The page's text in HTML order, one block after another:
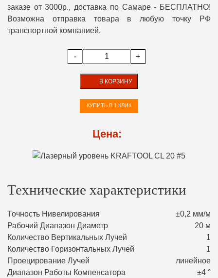
заказе от 3000р., доставка по Самаре - БЕСПЛАТНО!
Возможна отправка товара в любую точку РФ
транспортной компанией.
- +
В КОРЗИНУ
КУПИТЬ В 1 КЛИК
Цена:
Технические характеристики
Точность Нивелирования
±0,2 мм/м
Рабочий Диапазон Диаметр
20 м
Количество Вертикальных Лучей
1
Количество Горизонтальных Лучей
1
Проецирование Лучей
линейное
Диапазон Работы Компенсатора
±4 °